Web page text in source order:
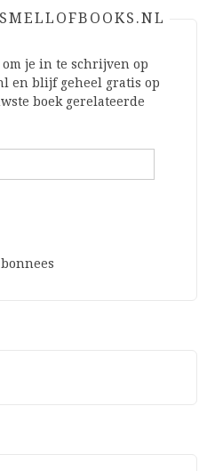
je in te schrijven op
en blijf geheel gratis op
boek gerelateerde